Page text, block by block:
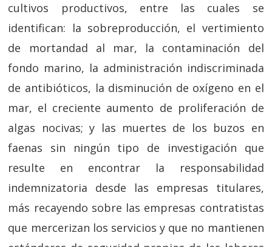
cultivos productivos, entre las cuales se
identifican: la sobreproducción, el vertimiento
de mortandad al mar, la contaminación del
fondo marino, la administración indiscriminada
de antibióticos, la disminución de oxígeno en el
mar, el creciente aumento de proliferación de
algas nocivas; y las muertes de los buzos en
faenas sin ningún tipo de investigación que
resulte en encontrar la responsabilidad
indemnizatoria desde las empresas titulares,
más recayendo sobre las empresas contratistas
que mercerizan los servicios y que no mantienen